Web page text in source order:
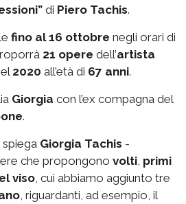
di Piero Tachis.
fino al 16 ottobre negli orari di
21 opere dell’artista
2020 all’età di 67 anni.
Giorgia con l’ex compagna del
.
Giorgia Tachis -
che propongono volti primi
viso , cui abbiamo aggiunto tre
, riguardanti, ad esempio, il